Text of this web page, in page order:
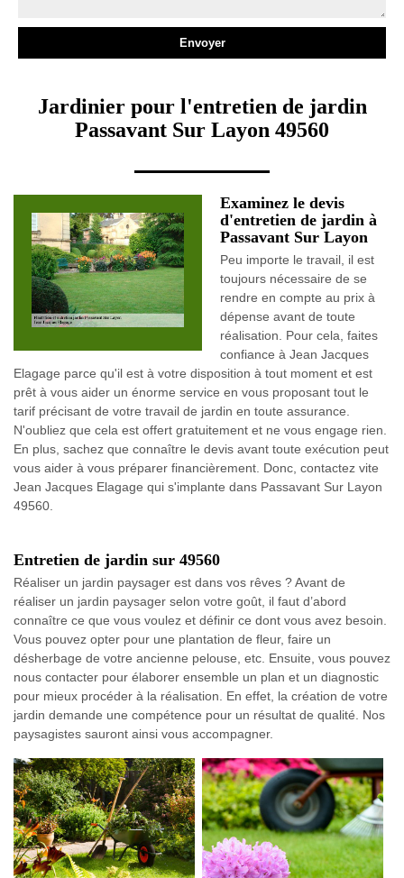
Jardinier pour l'entretien de jardin
Passavant Sur Layon 49560
Examinez le devis
d'entretien de jardin à
Passavant Sur Layon
Peu importe le travail, il est
toujours nécessaire de se
rendre en compte au prix à
dépense avant de toute
réalisation. Pour cela, faites
confiance à Jean Jacques
Elagage parce qu'il est à votre disposition à tout moment et est
prêt à vous aider un énorme service en vous proposant tout le
tarif précisant de votre travail de jardin en toute assurance.
N'oubliez que cela est offert gratuitement et ne vous engage rien.
En plus, sachez que connaître le devis avant toute exécution peut
vous aider à vous préparer financièrement. Donc, contactez vite
Jean Jacques Elagage qui s'implante dans Passavant Sur Layon
49560.
Entretien de jardin sur 49560
Réaliser un jardin paysager est dans vos rêves ? Avant de
réaliser un jardin paysager selon votre goût, il faut d’abord
connaître ce que vous voulez et définir ce dont vous avez besoin.
Vous pouvez opter pour une plantation de fleur, faire un
désherbage de votre ancienne pelouse, etc. Ensuite, vous pouvez
nous contacter pour élaborer ensemble un plan et un diagnostic
pour mieux procéder à la réalisation. En effet, la création de votre
jardin demande une compétence pour un résultat de qualité. Nos
paysagistes sauront ainsi vous accompagner.